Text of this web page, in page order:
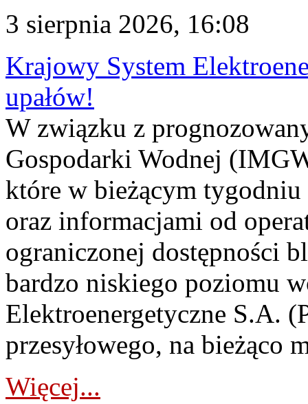
3 sierpnia 2026, 16:08
Krajowy System
upałów!
W związku z
Gospodarki Wodnej
które w bieżącym tygodniu
oraz informacjami od
ograniczonej dostępności
bardzo niskiego poziomu
Elektroenergetyczne S.A.
przesyłowego, na bieżąco
Więcej...